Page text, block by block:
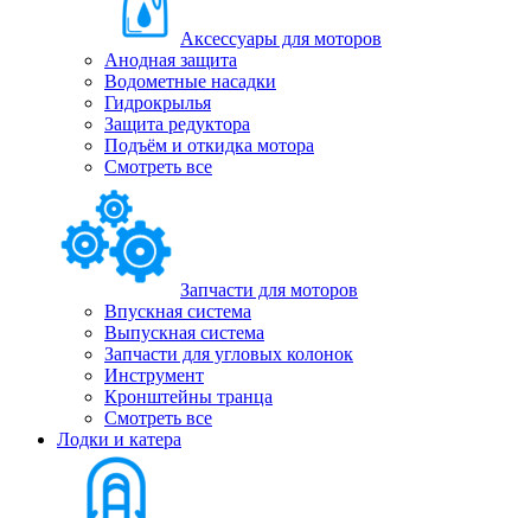
Аксессуары для моторов
Анодная защита
Водометные насадки
Гидрокрылья
Защита редуктора
Подъём и откидка мотора
Смотреть все
Запчасти для моторов
Впускная система
Выпускная система
Запчасти для угловых колонок
Инструмент
Кронштейны транца
Смотреть все
Лодки и катера